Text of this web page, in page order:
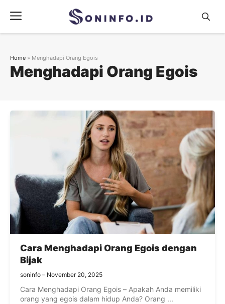
content
Menu
Menghadapi Orang Egois
Home » Menghadapi Orang Egois
Cara Menghadapi Orang Egois dengan
Bijak
soninfo November 20, 2025
Cara Menghadapi Orang Egois – Apakah Anda memiliki
orang yang egois dalam hidup Anda? Orang ...